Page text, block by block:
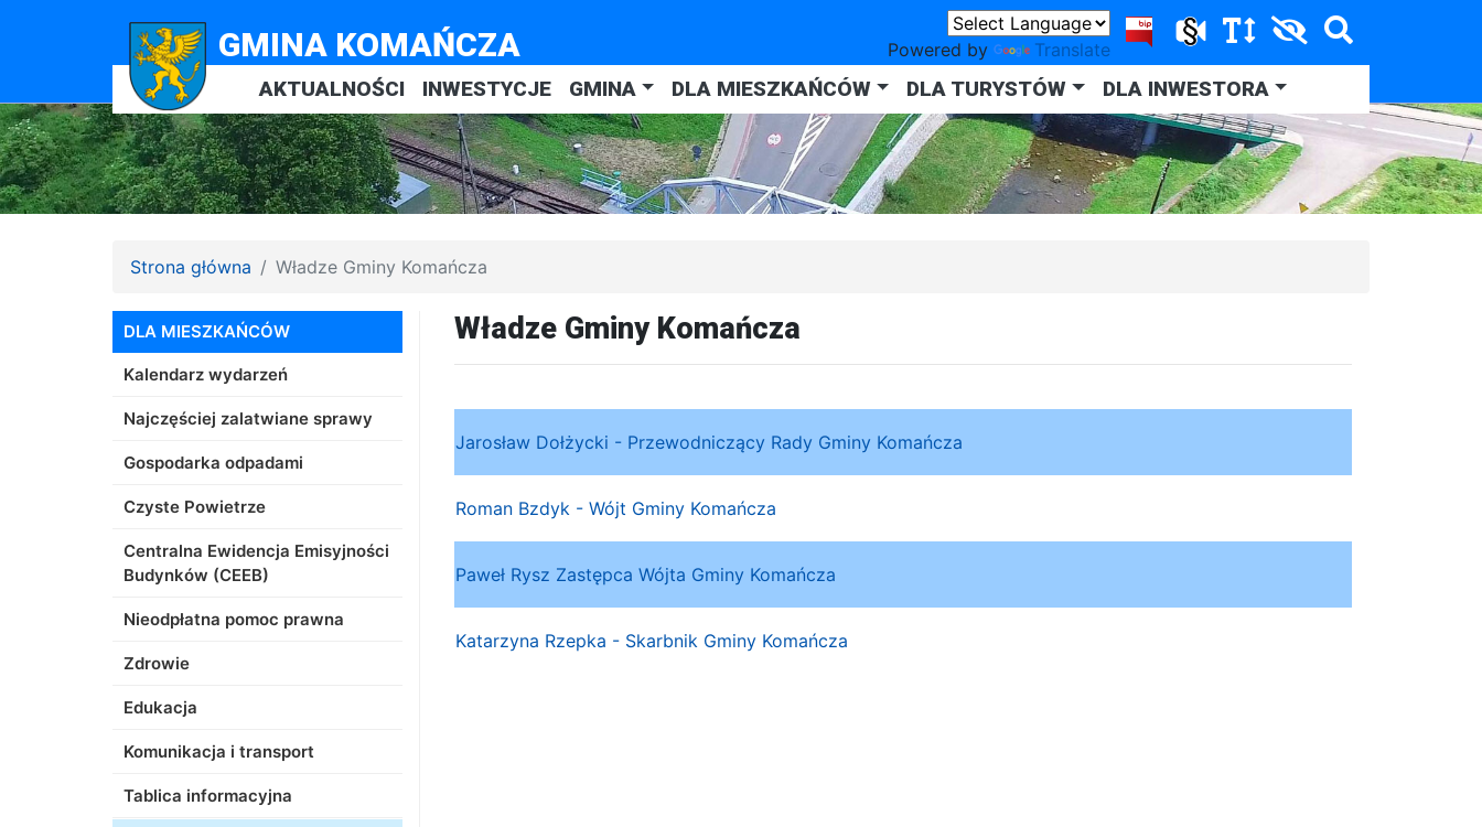
Powered by Translate
GMINA KOMAŃCZA
AKTUALNOŚCI INWESTYCJE GMINA DLA MIESZKAŃCÓW DLA TURYSTÓW DLA INWESTORA
Strona główna Władze Gminy Komańcza
DLA MIESZKAŃCÓW
Kalendarz wydarzeń
Najczęściej zalatwiane sprawy
Gospodarka odpadami
Czyste Powietrze
Centralna Ewidencja Emisyjności
Budynków (CEEB)
Nieodpłatna pomoc prawna
Zdrowie
Edukacja
Komunikacja i transport
Tablica informacyjna
Władze Gminy Komańcza
Jarosław Dołżycki - Przewodniczący Rady Gminy Komańcza
Roman Bzdyk - Wójt Gminy Komańcza
Paweł Rysz Zastępca Wójta Gminy Komańcza
Katarzyna Rzepka - Skarbnik Gminy Komańcza